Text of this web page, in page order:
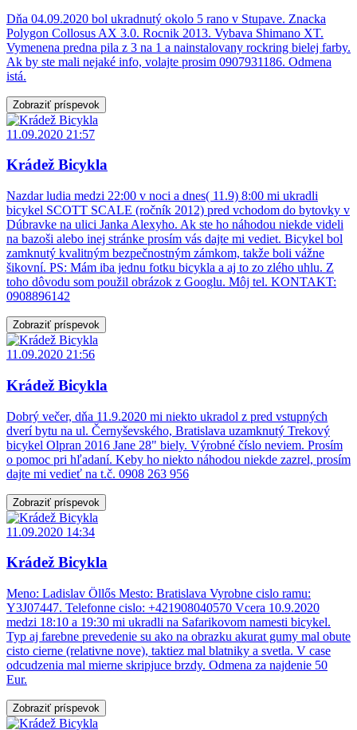
Dňa 04.09.2020 bol ukradnutý okolo 5 rano v Stupave. Znacka
Polygon Collosus AX 3.0. Rocnik 2013. Vybava Shimano XT.
Vymenena predna pila z 3 na 1 a nainstalovany rockring bielej farby.
Ak by ste mali nejaké info, volajte prosim 0907931186. Odmena
istá.
Zobraziť príspevok
11.09.2020 21:57
Krádež Bicykla
Nazdar ludia medzi 22:00 v noci a dnes( 11.9) 8:00 mi ukradli
bicykel SCOTT SCALE (ročník 2012) pred vchodom do bytovky v
Dúbravke na ulici Janka Alexyho. Ak ste ho náhodou niekde videli
na bazoši alebo inej stránke prosím vás dajte mi vediet. Bicykel bol
zamknutý kvalitným bezpečnostným zámkom, takže boli vážne
šikovní. PS: Mám iba jednu fotku bicykla a aj to zo zlého uhlu. Z
toho dôvodu som použil obrázok z Googlu. Môj tel. KONTAKT:
0908896142
Zobraziť príspevok
11.09.2020 21:56
Krádež Bicykla
Dobrý večer, dňa 11.9.2020 mi niekto ukradol z pred vstupných
dverí bytu na ul. Černyševského, Bratislava uzamknutý Trekový
bicykel Olpran 2016 Jane 28" biely. Výrobné číslo neviem. Prosím
o pomoc pri hľadaní. Keby ho niekto náhodou niekde zazrel, prosím
dajte mi vedieť na t.č. 0908 263 956
Zobraziť príspevok
11.09.2020 14:34
Krádež Bicykla
Meno: Ladislav Öllős Mesto: Bratislava Vyrobne cislo ramu:
Y3J07447. Telefonne cislo: +421908040570 Vcera 10.9.2020
medzi 18:10 a 19:30 mi ukradli na Safarikovom namesti bicykel.
Typ aj farebne prevedenie su ako na obrazku akurat gumy mal obute
cisto cierne (relativne nove), taktiez mal blatniky a svetla. V case
odcudzenia mal mierne skripjuce brzdy. Odmena za najdenie 50
Eur.
Zobraziť príspevok